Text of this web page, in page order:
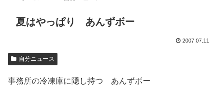
夏はやっぱり あんずボー
2007.07.11
自分ニュース
事務所の冷凍庫に隠し持つ あんずボー